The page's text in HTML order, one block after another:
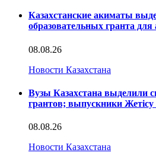
Казахстанские акиматы
образовательных гранта для
08.08.26
Новости Казахстана
Вузы Казахстана выделили
грантов; выпускники
08.08.26
Новости Казахстана